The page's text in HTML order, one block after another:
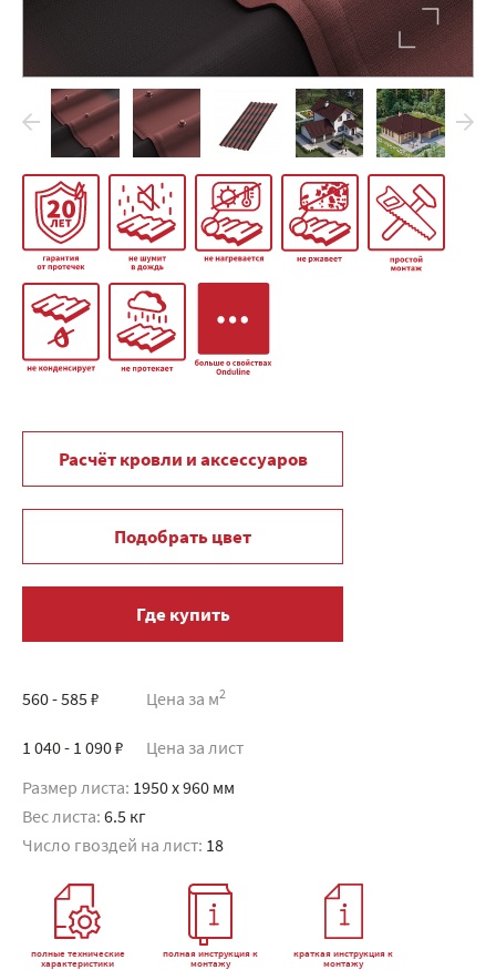
Расчёт кровли и аксессуаров
Подобрать цвет
Где купить
560 - 585 ₽ Цена за м2
1 040 - 1 090 ₽ Цена за лист
Размер листа: 1950 x 960 мм
Вес листа: 6.5 кг
Число гвоздей на лист: 18
полные технические
характеристики
полная инструкция к
монтажу
краткая инструкция к
монтажу